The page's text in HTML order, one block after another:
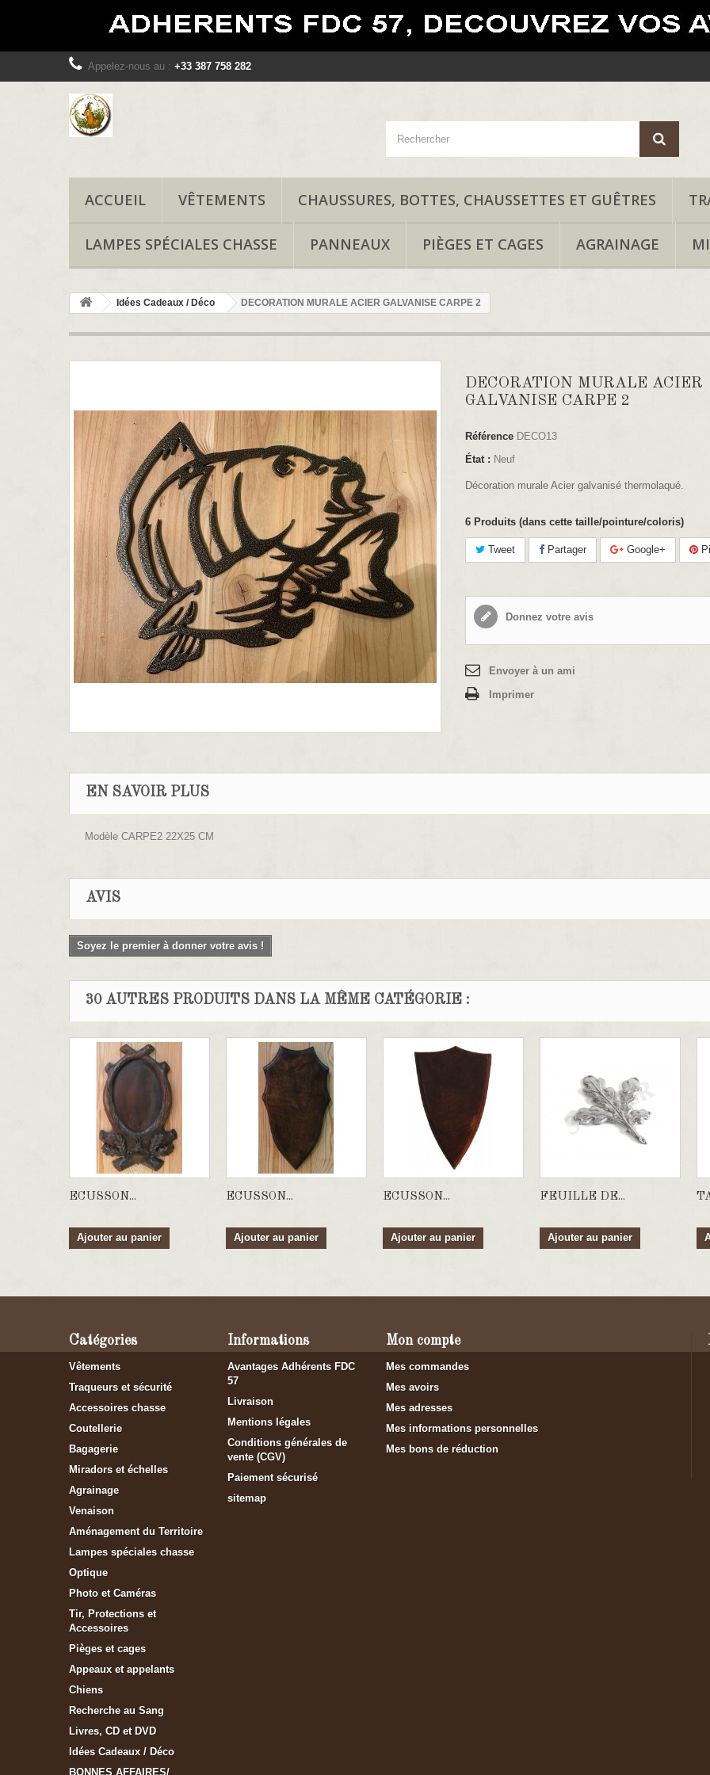
Appelez-nous au : +33 387 758 282
ACCUEIL VÊTEMENTS CHAUSSURES, BOTTES, CHAUSSETTES ET GUÊTRES
LAMPES SPÉCIALES CHASSE PANNEAUX PIÈGES ET CAGES AGRAINAGE
Idées Cadeaux / Déco DECORATION MURALE ACIER GALVANISE CARPE 2
DECORATION MURALE ACIER
GALVANISE CARPE 2
Référence DECO13
État : Neuf
Décoration murale Acier galvanisé thermolaqué.
6 Produits (dans cette taille/pointure/coloris)
Tweet Partager Google+
Donnez votre avis
Envoyer à un ami
Imprimer
EN SAVOIR PLUS
Modèle CARPE2 22X25 CM
AVIS
Soyez le premier à donner votre avis !
30 AUTRES PRODUITS DANS LA MÊME CATÉGORIE :
ECUSSON...
Ajouter au panier
ECUSSON...
Ajouter au panier
ECUSSON...
Ajouter au panier
FEUILLE DE...
Ajouter au panier
Catégories
Vêtements
Traqueurs et sécurité
Accessoires chasse
Coutellerie
Bagagerie
Miradors et échelles
Agrainage
Venaison
Aménagement du Territoire
Lampes spéciales chasse
Optique
Photo et Caméras
Tir, Protections et
Accessoires
Pièges et cages
Appeaux et appelants
Chiens
Recherche au Sang
Livres, CD et DVD
Idées Cadeaux / Déco
BONNES AFFAIRES/
Informations
Avantages Adhérents FDC
57
Livraison
Mentions légales
Conditions générales de
vente (CGV)
Paiement sécurisé
sitemap
Mon compte
Mes commandes
Mes avoirs
Mes adresses
Mes informations personnelles
Mes bons de réduction